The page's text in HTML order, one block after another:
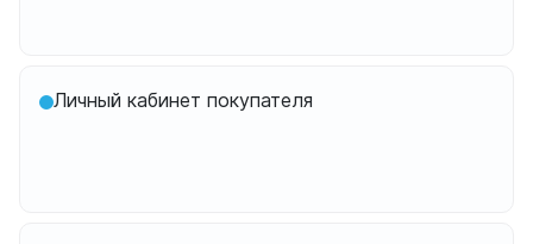
Личный кабинет покупателя